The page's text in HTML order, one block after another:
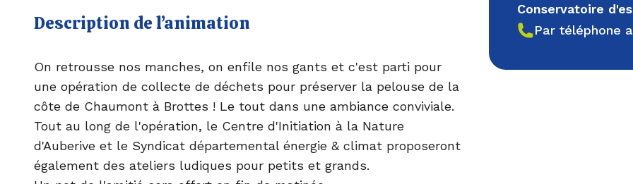
Description de l’animation
On retrousse nos manches, on enfile nos gants et c'est parti pour
une opération de collecte de déchets pour préserver la pelouse de la
côte de Chaumont à Brottes ! Le tout dans une ambiance conviviale.
Tout au long de l'opération, le Centre d'Initiation à la Nature
d'Auberive et le Syndicat départemental énergie & climat proposeront
également des ateliers ludiques pour petits et grands.
Conservatoire
Par téléphone